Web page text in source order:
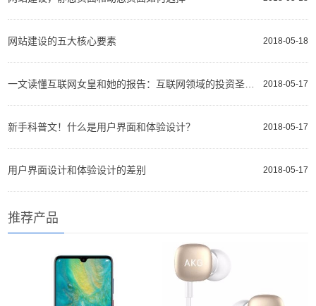
2018-05-18
网站建设的五大核心要素
2018-05-17
2018-05-17
新手科普文！什么是用户界面和体验设计？
2018-05-17
用户界面设计和体验设计的差别
推荐产品